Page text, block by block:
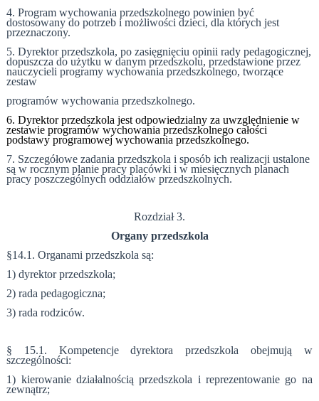
4. Program wychowania przedszkolnego powinien być
dostosowany do potrzeb i możliwości dzieci, dla których jest
przeznaczony.
5. Dyrektor przedszkola, po zasięgnięciu opinii rady pedagogicznej,
dopuszcza do użytku w danym przedszkolu, przedstawione przez
nauczycieli programy wychowania przedszkolnego, tworzące
zestaw
programów wychowania przedszkolnego.
6. Dyrektor przedszkola jest odpowiedzialny za uwzględnienie w
zestawie programów wychowania przedszkolnego całości
podstawy programowej wychowania przedszkolnego.
7. Szczegółowe zadania przedszkola i sposób ich realizacji ustalone
są w rocznym planie pracy placówki i w miesięcznych planach
pracy poszczególnych oddziałów przedszkolnych.
Rozdział 3.
Organy przedszkola
§14.1.Organami przedszkola są:
1) dyrektor przedszkola;
2) rada pedagogiczna;
3) rada rodziców.
§ 15.1. Kompetencje dyrektora przedszkola obejmują w
szczególności:
1) kierowanie działalnością przedszkola i reprezentowanie go na
zewnątrz;